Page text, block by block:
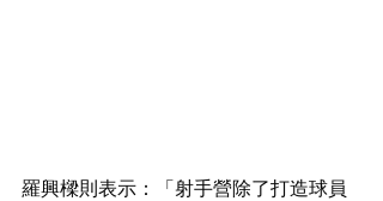
羅興樑則表示：「射手營除了打造球員